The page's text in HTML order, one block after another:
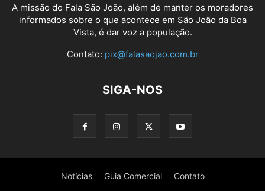
A missão do Fala São João, além de manter os moradores
informados sobre o que acontece em São João da Boa
Vista, é dar voz a população.
Contato: pix@falasaojao.com.br
SIGA-NOS
Notícias Guia Comercial Contato